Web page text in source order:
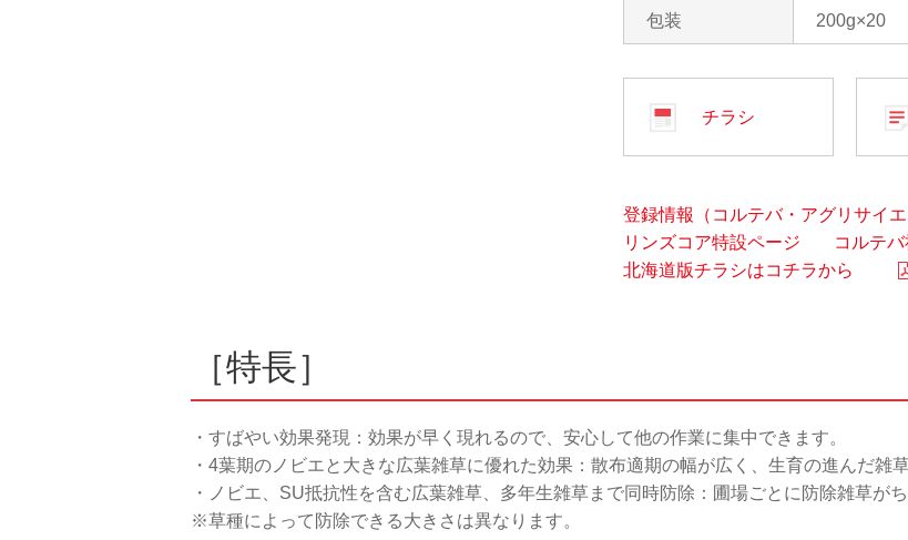
包装 200g×20
チラシ
登録情報（コルテバ・アグリサイ
リンズコア特設ページ
コルテ
北海道版チラシはコチラから
［特長］
・すばやい効果発現：効果が早く現れるので、安心して他の作業に集中できます。
・4葉期のノビエと大きな広葉雑草に優れた効果：散布適期の幅が広く、生育の進んだ雑
・ノビエ、SU抵抗性を含む広葉雑草、多年生雑草まで同時防除：圃場ごとに防除雑草が
※草種によって防除できる大きさは異なります。